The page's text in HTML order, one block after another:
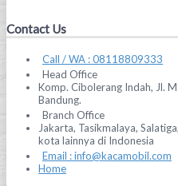
Contact Us
Call / WA : 08118809333
Head Office
Komp. Cibolerang Indah, Jl.
Bandung.
Branch Office
Jakarta, Tasikmalaya,
kota lainnya di Indonesia
Email : info@kacamobil.com
Home